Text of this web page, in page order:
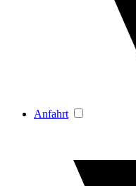
Anfahrt